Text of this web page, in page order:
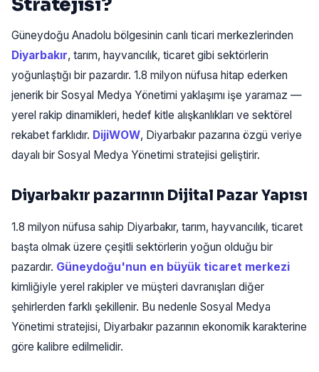
Güneydoğu Anadolu bölgesinin canlı ticari merkezlerinden
Diyarbakır, tarım, hayvancılık, ticaret gibi sektörlerin
yoğunlaştığı bir pazardır. 1.8 milyon nüfusa hitap ederken
jenerik bir Sosyal Medya Yönetimi yaklaşımı işe yaramaz —
yerel rakip dinamikleri, hedef kitle alışkanlıkları ve sektörel
rekabet farklıdır. DijiWOW, Diyarbakır pazarına özgü veriye
dayalı bir Sosyal Medya Yönetimi stratejisi geliştirir.
Diyarbakır pazarının Dijital Pazar Yapısı
1.8 milyon nüfusa sahip Diyarbakır, tarım, hayvancılık, ticaret
başta olmak üzere çeşitli sektörlerin yoğun olduğu bir
pazardır. Güneydoğu'nun en büyük ticaret merkezi
kimliğiyle yerel rakipler ve müşteri davranışları diğer
şehirlerden farklı şekillenir. Bu nedenle Sosyal Medya
Yönetimi stratejisi, Diyarbakır pazarının ekonomik karakterine
göre kalibre edilmelidir.